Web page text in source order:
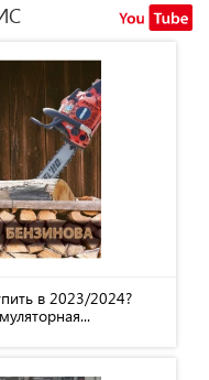
в 2023/2024?